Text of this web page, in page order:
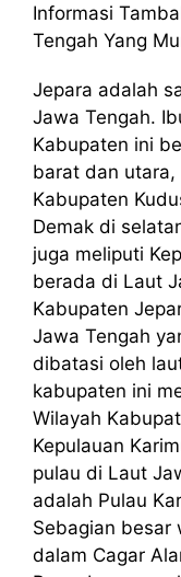
Informasi
Tengah Yang
Jepara adalah
Jawa Tengah.
Kabupaten ini
barat dan utara,
Kabupaten
Demak di
juga meliputi
berada di Laut
Kabupaten
Jawa Tengah
dibatasi oleh
kabupaten ini
Wilayah
Kepulauan
pulau di Laut
adalah Pulau
Sebagian besar
dalam Cagar